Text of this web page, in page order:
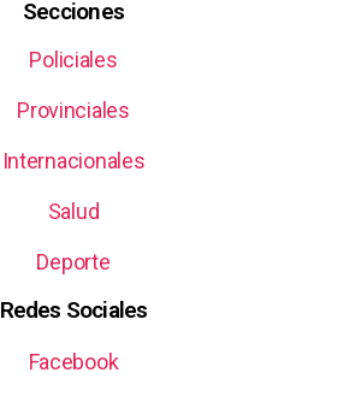
Secciones
Policiales
Provinciales
Internacionales
Salud
Deporte
Redes Sociales
Facebook